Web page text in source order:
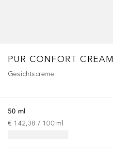
PUR CONFORT CREAM
Gesichtscreme
50 ml
€ 142,38 / 100 ml